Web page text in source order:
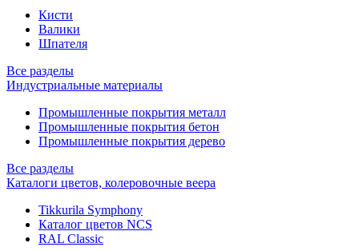
Кисти
Валики
Шпателя
Все разделы
Индустриальные материалы
Промышленные покрытия металл
Промышленные покрытия бетон
Промышленные покрытия дерево
Все разделы
Каталоги цветов, колеровочные веера
Tikkurila Symphony
Каталог цветов NCS
RAL Classic